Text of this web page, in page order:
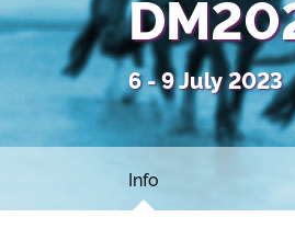
6 - 9 July 2023
Info